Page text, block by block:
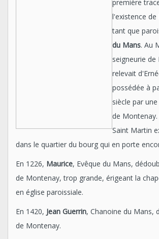
première
l'existence de
tant que
du Mans. Au
seigneurie
relevait
possédée à
siècle par
de
Saint Martin
dans le quartier du bourg qui en porte
En 1226, Maurice, Evêque du Mans,
de Montenay, trop grande, érigeant la
en église paroissiale.
En 1420, Jean Guerrin, Chanoine du Mans,
de Montenay.